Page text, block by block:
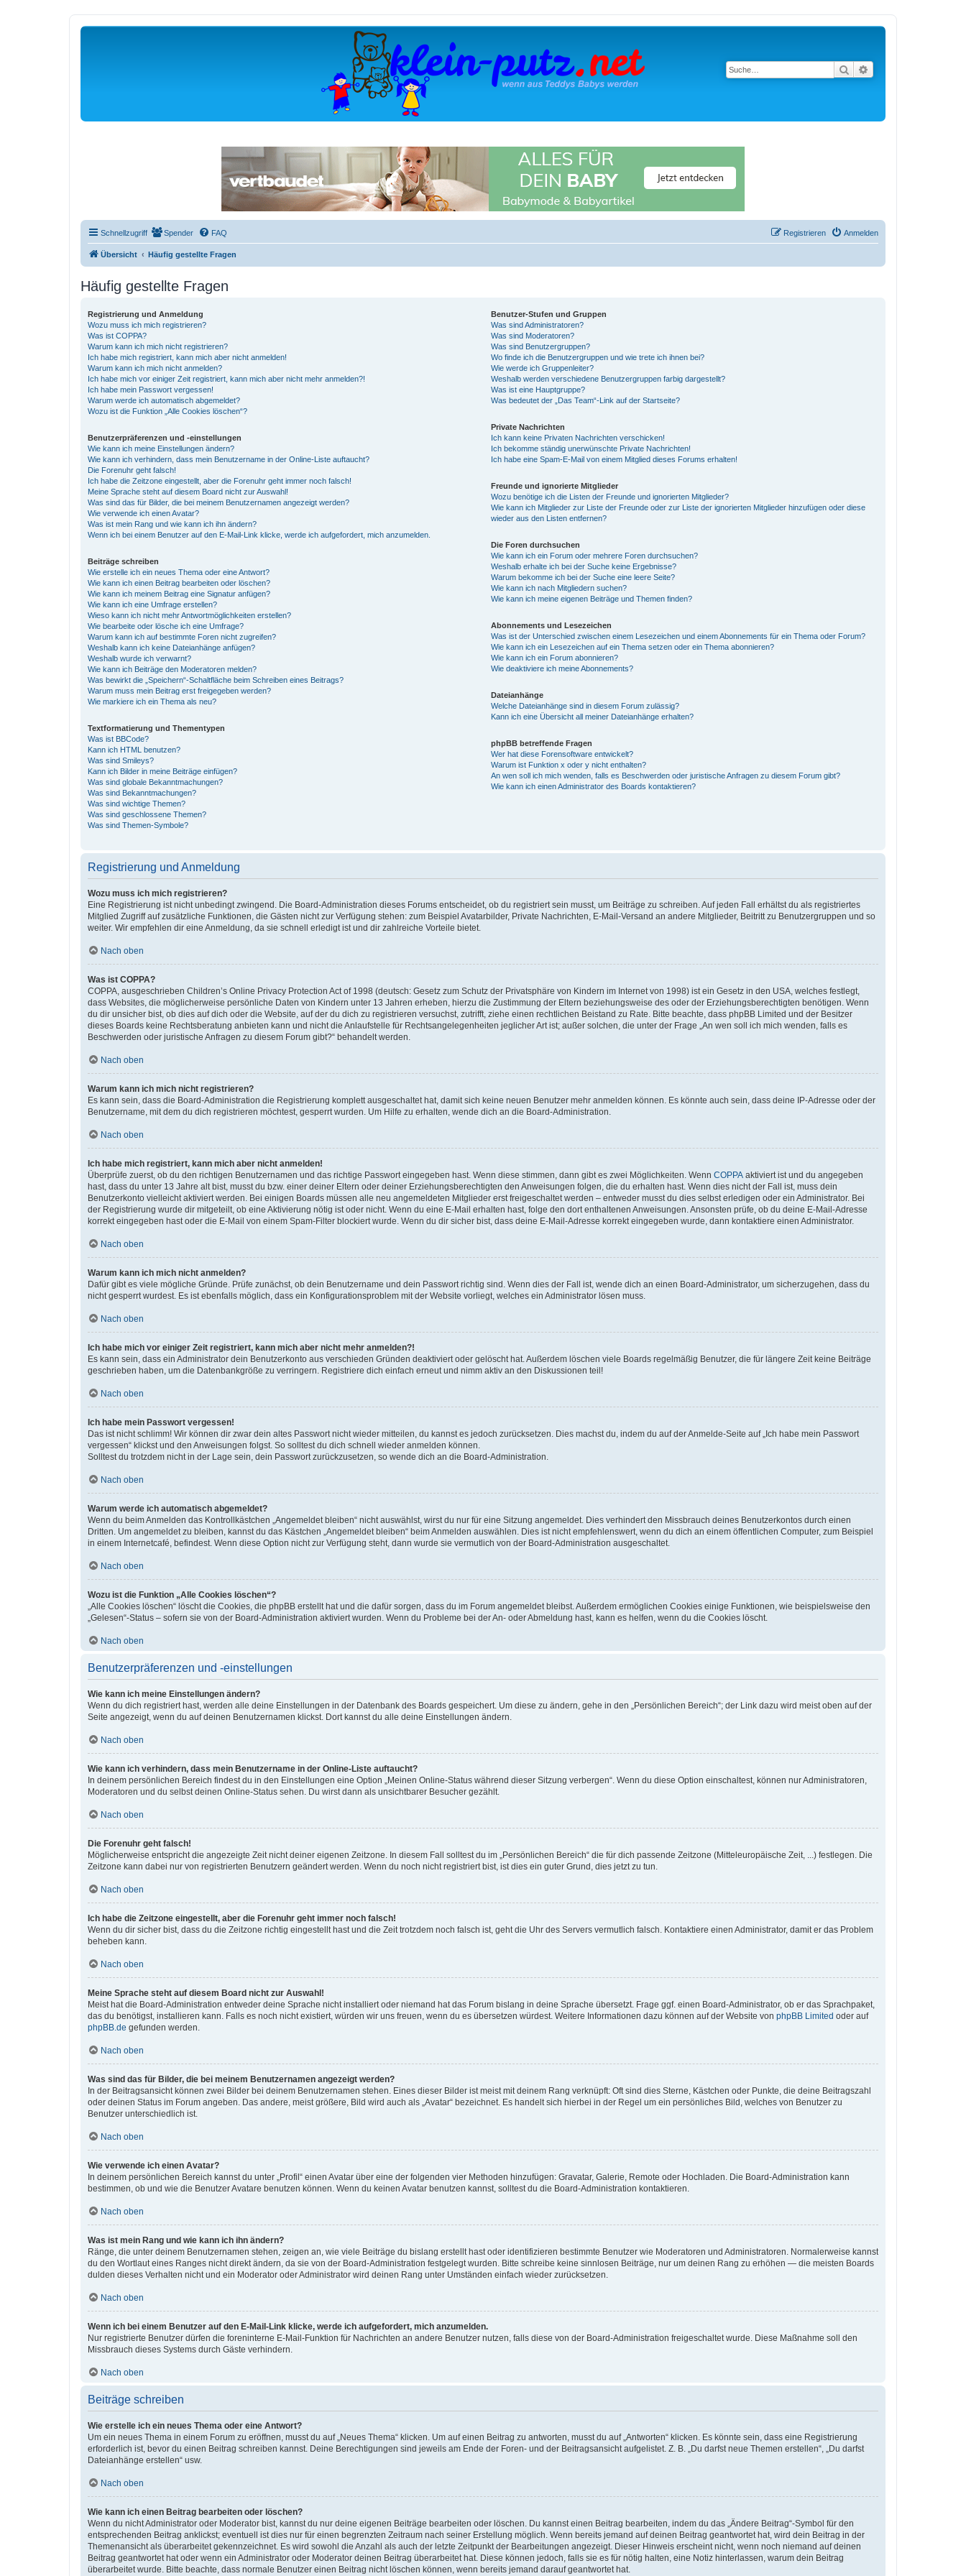
Suche
Schnellzugriff Spender FAQ Anmelden
Registrieren
Übersicht Häufig gestellte Fragen
Häufig gestellte Fragen
Registrierung und Anmeldung
Wozu muss ich mich registrieren?
Was ist COPPA?
Warum kann ich mich nicht registrieren?
Ich habe mich registriert, kann mich aber nicht anmelden!
Warum kann ich mich nicht anmelden?
Ich habe mich vor einiger Zeit registriert, kann mich aber nicht mehr anmelden?!
Ich habe mein Passwort vergessen!
Warum werde ich automatisch abgemeldet?
Wozu ist die Funktion „Alle Cookies löschen“?
Benutzerpräferenzen und -einstellungen
Wie kann ich meine Einstellungen ändern?
Wie kann ich verhindern, dass mein Benutzername in der Online-Liste auftaucht?
Die Forenuhr geht falsch!
Ich habe die Zeitzone eingestellt, aber die Forenuhr geht immer noch falsch!
Meine Sprache steht auf diesem Board nicht zur Auswahl!
Was sind das für Bilder, die bei meinem Benutzernamen angezeigt werden?
Wie verwende ich einen Avatar?
Was ist mein Rang und wie kann ich ihn ändern?
Wenn ich bei einem Benutzer auf den E-Mail-Link klicke, werde ich aufgefordert, mich anzumelden.
Beiträge schreiben
Wie erstelle ich ein neues Thema oder eine Antwort?
Wie kann ich einen Beitrag bearbeiten oder löschen?
Wie kann ich meinem Beitrag eine Signatur anfügen?
Wie kann ich eine Umfrage erstellen?
Wieso kann ich nicht mehr Antwortmöglichkeiten erstellen?
Wie bearbeite oder lösche ich eine Umfrage?
Warum kann ich auf bestimmte Foren nicht zugreifen?
Weshalb kann ich keine Dateianhänge anfügen?
Weshalb wurde ich verwarnt?
Wie kann ich Beiträge den Moderatoren melden?
Was bewirkt die „Speichern“-Schaltfläche beim Schreiben eines Beitrags?
Warum muss mein Beitrag erst freigegeben werden?
Wie markiere ich ein Thema als neu?
Textformatierung und Thementypen
Was ist BBCode?
Kann ich HTML benutzen?
Was sind Smileys?
Kann ich Bilder in meine Beiträge einfügen?
Was sind globale Bekanntmachungen?
Was sind Bekanntmachungen?
Was sind wichtige Themen?
Was sind geschlossene Themen?
Was sind Themen-Symbole?
Benutzer-Stufen und Gruppen
Was sind Administratoren?
Was sind Moderatoren?
Was sind Benutzergruppen?
Wo finde ich die Benutzergruppen und wie trete ich ihnen bei?
Wie werde ich Gruppenleiter?
Weshalb werden verschiedene Benutzergruppen farbig dargestellt?
Was ist eine Hauptgruppe?
Was bedeutet der „Das Team“-Link auf der Startseite?
Private Nachrichten
Ich kann keine Privaten Nachrichten verschicken!
Ich bekomme ständig unerwünschte Private Nachrichten!
Ich habe eine Spam-E-Mail von einem Mitglied dieses Forums erhalten!
Freunde und ignorierte Mitglieder
Wozu benötige ich die Listen der Freunde und ignorierten Mitglieder?
Wie kann ich Mitglieder zur Liste der Freunde oder zur Liste der ignorierten Mitglieder hinzufügen oder diese
wieder aus den Listen entfernen?
Die Foren durchsuchen
Wie kann ich ein Forum oder mehrere Foren durchsuchen?
Weshalb erhalte ich bei der Suche keine Ergebnisse?
Warum bekomme ich bei der Suche eine leere Seite?
Wie kann ich nach Mitgliedern suchen?
Wie kann ich meine eigenen Beiträge und Themen finden?
Abonnements und Lesezeichen
Was ist der Unterschied zwischen einem Lesezeichen und einem Abonnements für ein Thema oder Forum?
Wie kann ich ein Lesezeichen auf ein Thema setzen oder ein Thema abonnieren?
Wie kann ich ein Forum abonnieren?
Wie deaktiviere ich meine Abonnements?
Dateianhänge
Welche Dateianhänge sind in diesem Forum zulässig?
Kann ich eine Übersicht all meiner Dateianhänge erhalten?
phpBB betreffende Fragen
Wer hat diese Forensoftware entwickelt?
Warum ist Funktion x oder y nicht enthalten?
An wen soll ich mich wenden, falls es Beschwerden oder juristische Anfragen zu diesem Forum gibt?
Wie kann ich einen Administrator des Boards kontaktieren?
Registrierung und Anmeldung
Wozu muss ich mich registrieren?
Eine Registrierung ist nicht unbedingt zwingend. Die Board-Administration dieses Forums entscheidet, ob du registriert sein musst, um Beiträge zu schreiben. Auf jeden Fall erhältst du als registriertes
Mitglied Zugriff auf zusätzliche Funktionen, die Gästen nicht zur Verfügung stehen: zum Beispiel Avatarbilder, Private Nachrichten, E-Mail-Versand an andere Mitglieder, Beitritt zu Benutzergruppen und so
weiter. Wir empfehlen dir eine Anmeldung, da sie schnell erledigt ist und dir zahlreiche Vorteile bietet.
Nach oben
Was ist COPPA?
COPPA, ausgeschrieben Children’s Online Privacy Protection Act of 1998 (deutsch: Gesetz zum Schutz der Privatsphäre von Kindern im Internet von 1998) ist ein Gesetz in den USA, welches festlegt,
dass Websites, die möglicherweise persönliche Daten von Kindern unter 13 Jahren erheben, hierzu die Zustimmung der Eltern beziehungsweise des oder der Erziehungsberechtigten benötigen. Wenn
du dir unsicher bist, ob dies auf dich oder die Website, auf der du dich zu registrieren versuchst, zutrifft, ziehe einen rechtlichen Beistand zu Rate. Bitte beachte, dass phpBB Limited und der Besitzer
dieses Boards keine Rechtsberatung anbieten kann und nicht die Anlaufstelle für Rechtsangelegenheiten jeglicher Art ist; außer solchen, die unter der Frage „An wen soll ich mich wenden, falls es
Beschwerden oder juristische Anfragen zu diesem Forum gibt?“ behandelt werden.
Nach oben
Warum kann ich mich nicht registrieren?
Es kann sein, dass die Board-Administration die Registrierung komplett ausgeschaltet hat, damit sich keine neuen Benutzer mehr anmelden können. Es könnte auch sein, dass deine IP-Adresse oder der
Benutzername, mit dem du dich registrieren möchtest, gesperrt wurden. Um Hilfe zu erhalten, wende dich an die Board-Administration.
Nach oben
Ich habe mich registriert, kann mich aber nicht anmelden!
Überprüfe zuerst, ob du den richtigen Benutzernamen und das richtige Passwort eingegeben hast. Wenn diese stimmen, dann gibt es zwei Möglichkeiten. Wenn COPPA aktiviert ist und du angegeben
hast, dass du unter 13 Jahre alt bist, musst du bzw. einer deiner Eltern oder deiner Erziehungsberechtigten den Anweisungen folgen, die du erhalten hast. Wenn dies nicht der Fall ist, muss dein
Benutzerkonto vielleicht aktiviert werden. Bei einigen Boards müssen alle neu angemeldeten Mitglieder erst freigeschaltet werden – entweder musst du dies selbst erledigen oder ein Administrator. Bei
der Registrierung wurde dir mitgeteilt, ob eine Aktivierung nötig ist oder nicht. Wenn du eine E-Mail erhalten hast, folge den dort enthaltenen Anweisungen. Ansonsten prüfe, ob du deine E-Mail-Adresse
korrekt eingegeben hast oder die E-Mail von einem Spam-Filter blockiert wurde. Wenn du dir sicher bist, dass deine E-Mail-Adresse korrekt eingegeben wurde, dann kontaktiere einen Administrator.
Nach oben
Warum kann ich mich nicht anmelden?
Dafür gibt es viele mögliche Gründe. Prüfe zunächst, ob dein Benutzername und dein Passwort richtig sind. Wenn dies der Fall ist, wende dich an einen Board-Administrator, um sicherzugehen, dass du
nicht gesperrt wurdest. Es ist ebenfalls möglich, dass ein Konfigurationsproblem mit der Website vorliegt, welches ein Administrator lösen muss.
Nach oben
Ich habe mich vor einiger Zeit registriert, kann mich aber nicht mehr anmelden?!
Es kann sein, dass ein Administrator dein Benutzerkonto aus verschieden Gründen deaktiviert oder gelöscht hat. Außerdem löschen viele Boards regelmäßig Benutzer, die für längere Zeit keine Beiträge
geschrieben haben, um die Datenbankgröße zu verringern. Registriere dich einfach erneut und nimm aktiv an den Diskussionen teil!
Nach oben
Ich habe mein Passwort vergessen!
Das ist nicht schlimm! Wir können dir zwar dein altes Passwort nicht wieder mitteilen, du kannst es jedoch zurücksetzen. Dies machst du, indem du auf der Anmelde-Seite auf „Ich habe mein Passwort
vergessen“ klickst und den Anweisungen folgst. So solltest du dich schnell wieder anmelden können.
Solltest du trotzdem nicht in der Lage sein, dein Passwort zurückzusetzen, so wende dich an die Board-Administration.
Nach oben
Warum werde ich automatisch abgemeldet?
Wenn du beim Anmelden das Kontrollkästchen „Angemeldet bleiben“ nicht auswählst, wirst du nur für eine Sitzung angemeldet. Dies verhindert den Missbrauch deines Benutzerkontos durch einen
Dritten. Um angemeldet zu bleiben, kannst du das Kästchen „Angemeldet bleiben“ beim Anmelden auswählen. Dies ist nicht empfehlenswert, wenn du dich an einem öffentlichen Computer, zum Beispiel
in einem Internetcafé, befindest. Wenn diese Option nicht zur Verfügung steht, dann wurde sie vermutlich von der Board-Administration ausgeschaltet.
Nach oben
Wozu ist die Funktion „Alle Cookies löschen“?
„Alle Cookies löschen“ löscht die Cookies, die phpBB erstellt hat und die dafür sorgen, dass du im Forum angemeldet bleibst. Außerdem ermöglichen Cookies einige Funktionen, wie beispielsweise den
„Gelesen“-Status – sofern sie von der Board-Administration aktiviert wurden. Wenn du Probleme bei der An- oder Abmeldung hast, kann es helfen, wenn du die Cookies löscht.
Nach oben
Benutzerpräferenzen und -einstellungen
Wie kann ich meine Einstellungen ändern?
Wenn du dich registriert hast, werden alle deine Einstellungen in der Datenbank des Boards gespeichert. Um diese zu ändern, gehe in den „Persönlichen Bereich“; der Link dazu wird meist oben auf der
Seite angezeigt, wenn du auf deinen Benutzernamen klickst. Dort kannst du alle deine Einstellungen ändern.
Nach oben
Wie kann ich verhindern, dass mein Benutzername in der Online-Liste auftaucht?
In deinem persönlichen Bereich findest du in den Einstellungen eine Option „Meinen Online-Status während dieser Sitzung verbergen“. Wenn du diese Option einschaltest, können nur Administratoren,
Moderatoren und du selbst deinen Online-Status sehen. Du wirst dann als unsichtbarer Besucher gezählt.
Nach oben
Die Forenuhr geht falsch!
Möglicherweise entspricht die angezeigte Zeit nicht deiner eigenen Zeitzone. In diesem Fall solltest du im „Persönlichen Bereich“ die für dich passende Zeitzone (Mitteleuropäische Zeit, ...) festlegen. Die
Zeitzone kann dabei nur von registrierten Benutzern geändert werden. Wenn du noch nicht registriert bist, ist dies ein guter Grund, dies jetzt zu tun.
Nach oben
Ich habe die Zeitzone eingestellt, aber die Forenuhr geht immer noch falsch!
Wenn du dir sicher bist, dass du die Zeitzone richtig eingestellt hast und die Zeit trotzdem noch falsch ist, geht die Uhr des Servers vermutlich falsch. Kontaktiere einen Administrator, damit er das Problem
beheben kann.
Nach oben
Meine Sprache steht auf diesem Board nicht zur Auswahl!
Meist hat die Board-Administration entweder deine Sprache nicht installiert oder niemand hat das Forum bislang in deine Sprache übersetzt. Frage ggf. einen Board-Administrator, ob er das Sprachpaket,
das du benötigst, installieren kann. Falls es noch nicht existiert, würden wir uns freuen, wenn du es übersetzen würdest. Weitere Informationen dazu können auf der Website von phpBB Limited oder auf
phpBB.de gefunden werden.
Nach oben
Was sind das für Bilder, die bei meinem Benutzernamen angezeigt werden?
In der Beitragsansicht können zwei Bilder bei deinem Benutzernamen stehen. Eines dieser Bilder ist meist mit deinem Rang verknüpft: Oft sind dies Sterne, Kästchen oder Punkte, die deine Beitragszahl
oder deinen Status im Forum angeben. Das andere, meist größere, Bild wird auch als „Avatar“ bezeichnet. Es handelt sich hierbei in der Regel um ein persönliches Bild, welches von Benutzer zu
Benutzer unterschiedlich ist.
Nach oben
Wie verwende ich einen Avatar?
In deinem persönlichen Bereich kannst du unter „Profil“ einen Avatar über eine der folgenden vier Methoden hinzufügen: Gravatar, Galerie, Remote oder Hochladen. Die Board-Administration kann
bestimmen, ob und wie die Benutzer Avatare benutzen können. Wenn du keinen Avatar benutzen kannst, solltest du die Board-Administration kontaktieren.
Nach oben
Was ist mein Rang und wie kann ich ihn ändern?
Ränge, die unter deinem Benutzernamen stehen, zeigen an, wie viele Beiträge du bislang erstellt hast oder identifizieren bestimmte Benutzer wie Moderatoren und Administratoren. Normalerweise kannst
du den Wortlaut eines Ranges nicht direkt ändern, da sie von der Board-Administration festgelegt wurden. Bitte schreibe keine sinnlosen Beiträge, nur um deinen Rang zu erhöhen — die meisten Boards
dulden dieses Verhalten nicht und ein Moderator oder Administrator wird deinen Rang unter Umständen einfach wieder zurücksetzen.
Nach oben
Wenn ich bei einem Benutzer auf den E-Mail-Link klicke, werde ich aufgefordert, mich anzumelden.
Nur registrierte Benutzer dürfen die foreninterne E-Mail-Funktion für Nachrichten an andere Benutzer nutzen, falls diese von der Board-Administration freigeschaltet wurde. Diese Maßnahme soll den
Missbrauch dieses Systems durch Gäste verhindern.
Nach oben
Beiträge schreiben
Wie erstelle ich ein neues Thema oder eine Antwort?
Um ein neues Thema in einem Forum zu eröffnen, musst du auf „Neues Thema“ klicken. Um auf einen Beitrag zu antworten, musst du auf „Antworten“ klicken. Es könnte sein, dass eine Registrierung
erforderlich ist, bevor du einen Beitrag schreiben kannst. Deine Berechtigungen sind jeweils am Ende der Foren- und der Beitragsansicht aufgelistet. Z. B. „Du darfst neue Themen erstellen“, „Du darfst
Dateianhänge erstellen“ usw.
Nach oben
Wie kann ich einen Beitrag bearbeiten oder löschen?
Wenn du nicht Administrator oder Moderator bist, kannst du nur deine eigenen Beiträge bearbeiten oder löschen. Du kannst einen Beitrag bearbeiten, indem du das „Ändere Beitrag“-Symbol für den
entsprechenden Beitrag anklickst; eventuell ist dies nur für einen begrenzten Zeitraum nach seiner Erstellung möglich. Wenn bereits jemand auf deinen Beitrag geantwortet hat, wird dein Beitrag in der
Themenansicht als überarbeitet gekennzeichnet. Es wird sowohl die Anzahl als auch der letzte Zeitpunkt der Bearbeitungen angezeigt. Dieser Hinweis erscheint nicht, wenn noch niemand auf deinen
Beitrag geantwortet hat oder wenn ein Administrator oder Moderator deinen Beitrag überarbeitet hat. Diese können jedoch, falls sie es für nötig halten, eine Notiz hinterlassen, warum dein Beitrag
überarbeitet wurde. Bitte beachte, dass normale Benutzer einen Beitrag nicht löschen können, wenn bereits jemand darauf geantwortet hat.